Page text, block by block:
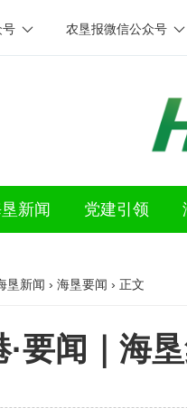
号 农垦报微信公众号
新闻 党建引领
垦新闻 › 海垦要闻 › 正文
要闻｜海